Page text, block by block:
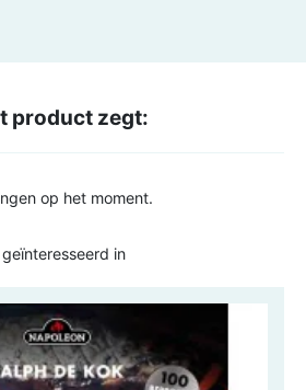
product zegt:
op het moment.
in